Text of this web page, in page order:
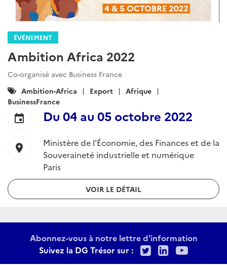
ÉVÉNEMENT
Ambition Africa 2022
Co-organisé avec Business France
Catégories
:
Ambition-Africa Export
Afrique
BusinessFrance
event Du 04 au 05 octobre 2022
location_on
Ministère de l'Économie, des Finances et de la
Souveraineté industrielle et numérique
Paris
VOIR LE DÉTAIL
Abonnez-vous à notre lettre d'information
Suivez la DG Trésor sur :
TwitterLinkedIn